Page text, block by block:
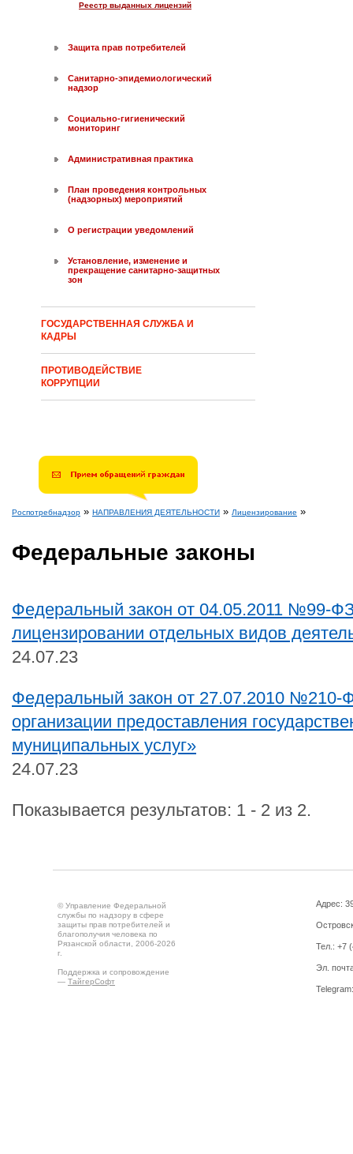
Реестр выданных лицензий
Защита прав потребителей
Санитарно-эпидемиологический
надзор
Социально-гигиенический
мониторинг
Административная практика
План проведения контрольных
(надзорных) мероприятий
О регистрации уведомлений
Установление, изменение и
прекращение санитарно-защитных
зон
ГОСУДАРСТВЕННАЯ СЛУЖБА И
КАДРЫ
ПРОТИВОДЕЙСТВИЕ
КОРРУПЦИИ
Роспотребнадзор » НАПРАВЛЕНИЯ ДЕЯТЕЛЬНОСТИ » Лицензирование »
Федеральные законы
Федеральный закон от 04.05.2011 №99-
лицензировании отдельных видов
24.07.23
Федеральный закон от 27.07.2010 №210-
организации предоставления
муниципальных услуг»
24.07.23
Показывается результатов: 1 - 2 из 2.
© Управление Федеральной
службы по надзору в сфере
защиты прав потребителей и
благополучия человека по
Рязанской области, 2006-2026
г.
Поддержка и сопровождение
— ТайгерСофт
Адрес:
Тел.: +7
Эл.